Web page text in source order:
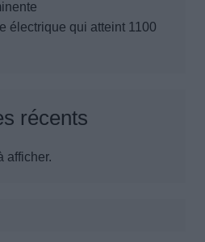
électrique qui atteint 1100
récents
afficher.